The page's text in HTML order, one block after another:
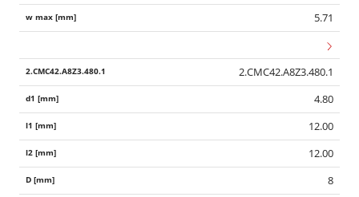
5.71
2.CMC42.A8Z3.480.1
4.80
12.00
12.00
8